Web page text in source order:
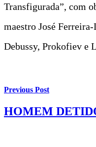
Transfigurada”, com
maestro José
Debussy, Prokofiev e
Previous Post
HOMEM